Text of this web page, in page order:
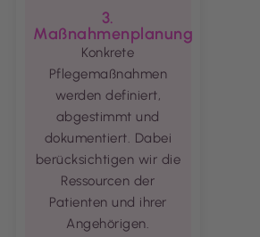
3.
Maßnahmenplanung
Konkrete
Pflegemaßnahmen
werden definiert,
abgestimmt und
dokumentiert. Dabei
berücksichtigen wir die
Ressourcen der
Patienten und ihrer
Angehörigen.